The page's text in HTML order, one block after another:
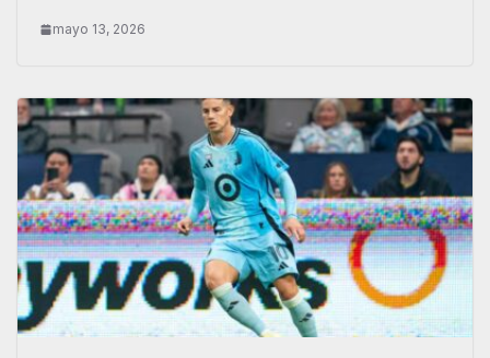
mayo 13, 2026